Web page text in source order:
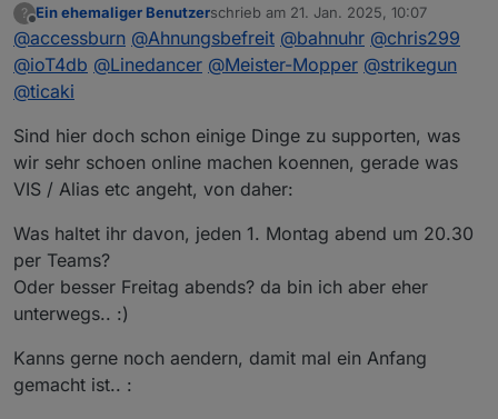
Willkommen beim Stammtisch im Raum Rhein-Main-
Hessen
? Ein ehemaliger Benutzerschrieb am 21. Jan. 2025, 10:07
zuletzt editiert von
@accessburn @Ahnungsbefreit @bahnuhr @chris299
@ioT4db @Linedancer @Meister-Mopper @strikegun
@ticaki
Sind hier doch schon einige Dinge zu supporten, was
wir sehr schoen online machen koennen, gerade was
VIS / Alias etc angeht, von daher:
Was haltet ihr davon, jeden 1. Montag abend um 20.30
per Teams?
Oder besser Freitag abends? da bin ich aber eher
unterwegs.. :)
Kanns gerne noch aendern, damit mal ein Anfang
gemacht ist.. :